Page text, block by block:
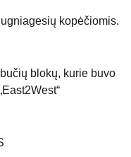
blokų, kurie buvo